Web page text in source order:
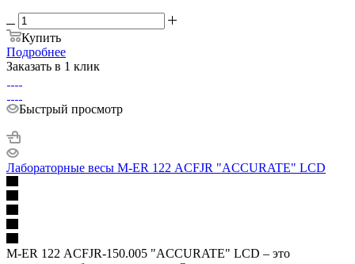
Купить
Подробнее
Заказать в 1 клик
Быстрый просмотр
Лабораторные весы M-ER 122 АCFJR "ACCURATE" LCD
M-ER 122 АCFJR-150.005 "ACCURATE" LСD – это